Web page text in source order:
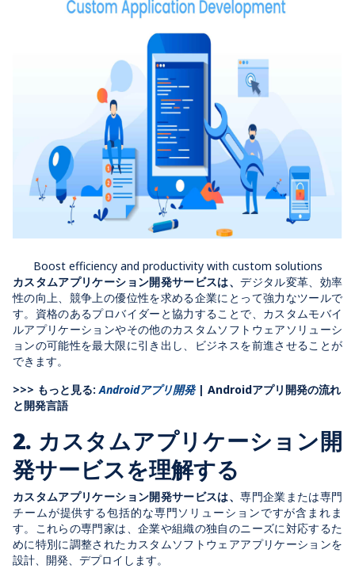
Boost efficiency and productivity with custom solutions
カスタムアプリケーション開発サービスは、デジタル変革、効率
性の向上、競争上の優位性を求める企業にとって強力なツールで
す。資格のあるプロバイダーと協力することで、カスタムモバイ
ルアプリケーションやその他のカスタムソフトウェアソリューシ
ョンの可能性を最大限に引き出し、ビジネスを前進させることが
できます。
>>> もっと見る:Androidアプリ開発| Androidアプリ開発の流れ
と開発言語
2. カスタムアプリケーション開
発サービスを理解する
カスタムアプリケーション開発サービスは、専門企業または専門
チームが提供する包括的な専門ソリューションですが含まれま
す。これらの専門家は、企業や組織の独自のニーズに対応するた
めに特別に調整されたカスタムソフトウェアアプリケーションを
設計、開発、デプロイします。